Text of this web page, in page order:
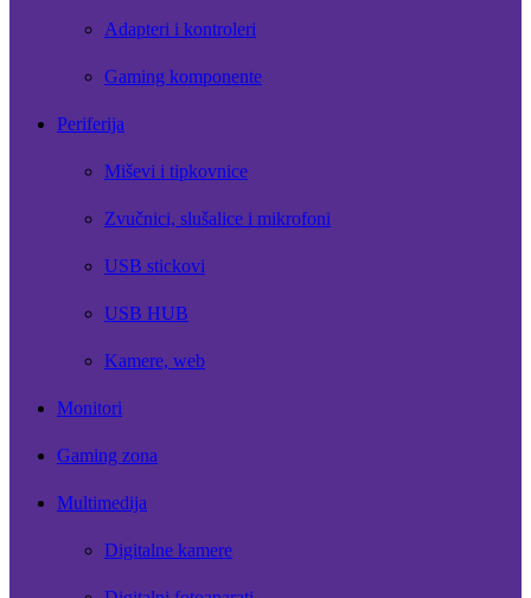
Adapteri i kontroleri
Gaming komponente
Periferija
Miševi i tipkovnice
Zvučnici, slušalice i mikrofoni
USB stickovi
USB HUB
Kamere, web
Monitori
Gaming zona
Multimedija
Digitalne kamere